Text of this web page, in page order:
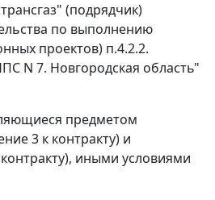
(подрядчик)
по выполнению
проектов) п.4.2.2.
N 7. Новгородская область"
предметом
3 к контракту) и
иными условиями